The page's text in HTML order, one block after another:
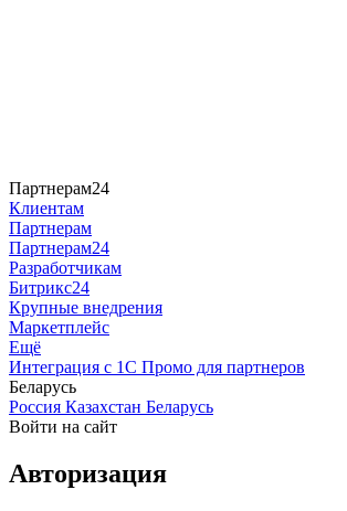
Партнерам24
Клиентам
Партнерам
Партнерам24
Разработчикам
Битрикс24
Крупные внедрения
Маркетплейс
Ещё
Интеграция с 1С Промо для партнеров
Беларусь
Россия Казахстан Беларусь
Войти на сайт
Авторизация